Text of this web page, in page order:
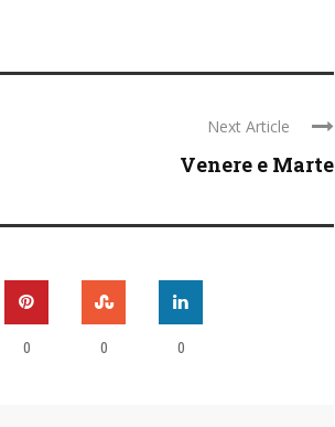
Next Article
Venere e Marte
0 0 0